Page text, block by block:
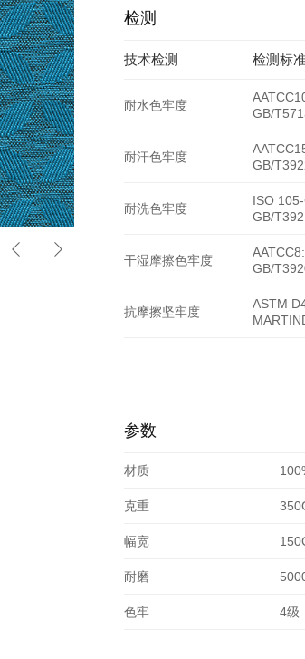
检测
技术检测 检测标
耐水色牢度
GB/
耐汗色牢度
GB/
耐洗色牢度
ISO
GB/
干湿摩擦色牢度
GB/
抗摩擦坚牢度
ASTM
参数
材质
克重
幅宽
耐磨
色牢 4级